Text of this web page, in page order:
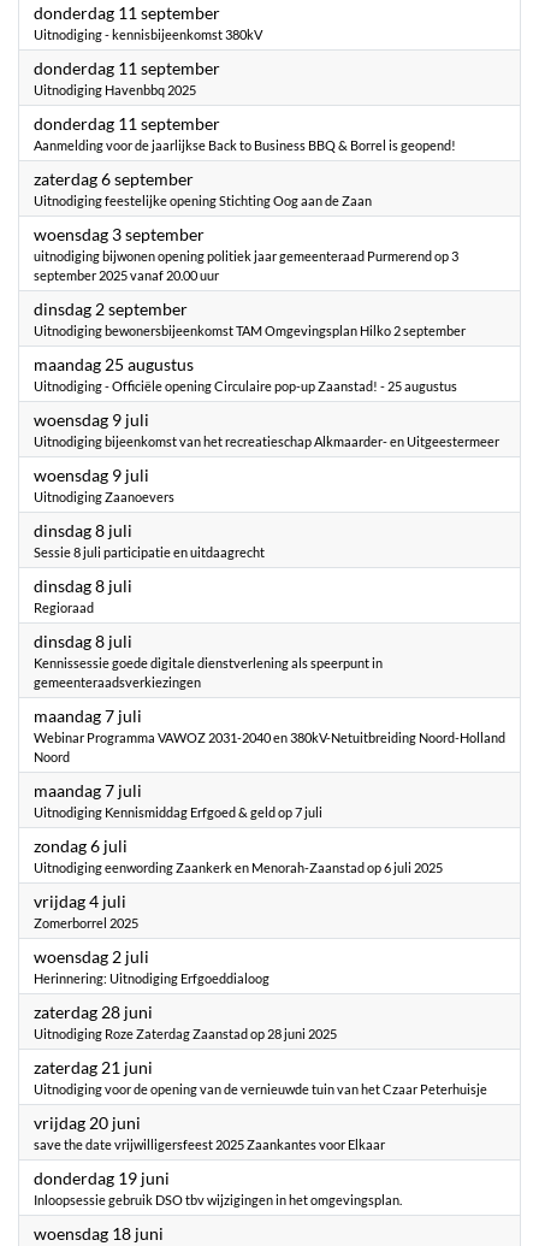
donderdag 11 september2025
Uitnodiging - kennisbijeenkomst 380kV
donderdag 11 september2025
Uitnodiging Havenbbq 2025
donderdag 11 september2025
Aanmelding voor de jaarlijkse Back to Business BBQ & Borrel is geopend!
zaterdag 6 september2025
Uitnodiging feestelijke opening Stichting Oog aan de Zaan
woensdag 3 september2025
uitnodiging bijwonen opening politiek jaar gemeenteraad Purmerend op 3
september 2025 vanaf 20.00 uur
dinsdag 2 september2025
Uitnodiging bewonersbijeenkomst TAM Omgevingsplan Hilko 2 september
maandag 25 augustus2025
Uitnodiging - Officiële opening Circulaire pop-up Zaanstad! - 25 augustus
woensdag 9 juli
Uitnodiging bijeenkomst van het recreatieschap Alkmaarder- en Uitgeestermeer
woensdag 9 juli
Uitnodiging Zaanoevers
dinsdag 8 juli
Sessie 8 juli participatie en uitdaagrecht
dinsdag 8 juli
Regioraad
dinsdag 8 juli
Kennissessie goede digitale dienstverlening als speerpunt in
gemeenteraadsverkiezingen
maandag 7 juli
Webinar Programma VAWOZ 2031-2040 en 380kV-Netuitbreiding Noord-Holland
Noord
maandag 7 juli
Uitnodiging Kennismiddag Erfgoed & geld op 7 juli
zondag 6 juli
Uitnodiging eenwording Zaankerk en Menorah-Zaanstad op 6 juli 2025
vrijdag 4 juli
Zomerborrel 2025
woensdag 2 juli
Herinnering: Uitnodiging Erfgoeddialoog
zaterdag 28 juni
Uitnodiging Roze Zaterdag Zaanstad op 28 juni 2025
zaterdag 21 juni
Uitnodiging voor de opening van de vernieuwde tuin van het Czaar Peterhuisje
vrijdag 20 juni
save the date vrijwilligersfeest 2025 Zaankantes voor Elkaar
donderdag 19 juni
Inloopsessie gebruik DSO tbv wijzigingen in het omgevingsplan.
woensdag 18 juni